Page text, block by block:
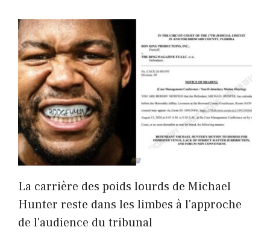
La carrière des poids lourds de Michael
Hunter reste dans les limbes à l'approche
de l'audience du tribunal